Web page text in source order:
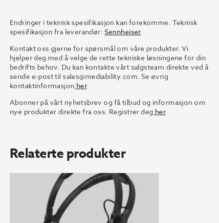
Endringer i teknisk spesifikasjon kan forekomme. Teknisk
spesifikasjon fra leverandør: Sennheiser
Kontakt oss gjerne for spørsmål om våre produkter. Vi
hjelper deg med å velge de rette tekniske løsningene for din
bedrifts behov. Du kan kontakte vårt salgsteam direkte ved å
sende e-post tilsales@mediability.com. Se øvrig
kontaktinformasjon her.
Abonner på vårt nyhetsbrev og få tilbud og informasjon om
nye produkter direkte fra oss. Registrer deg her
Relaterte produkter